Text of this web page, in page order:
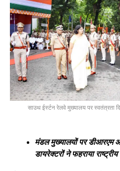
साउथ ईर्स्टन रेलवे मुख्यालय पर स्वतंत्रता
मंडल मुख्यालयों पर डीआरएम
डायरेक्टरों ने फहराया